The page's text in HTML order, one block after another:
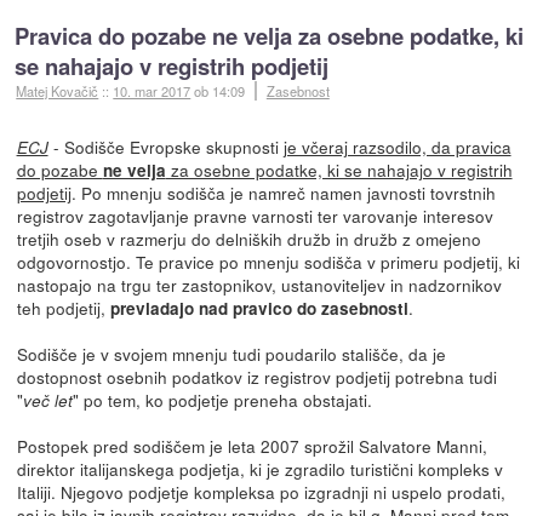
Pravica do pozabe ne velja za osebne podatke, ki
se nahajajo v registrih podjetij
Matej Kovačič :: 10. mar 2017ob 14:09 Zasebnost
ECJ- Sodišče Evropske skupnosti je včeraj razsodilo, da pravica
do pozabe ne velja za osebne podatke, ki se nahajajo v registrih
podjetij. Po mnenju sodišča je namreč namen javnosti tovrstnih
registrov zagotavljanje pravne varnosti ter varovanje interesov
tretjih oseb v razmerju do delniških družb in družb z omejeno
odgovornostjo. Te pravice po mnenju sodišča v primeru podjetij, ki
nastopajo na trgu ter zastopnikov, ustanoviteljev in nadzornikov
teh podjetij, prevladajo nad pravico do zasebnosti.
Sodišče je v svojem mnenju tudi poudarilo stališče, da je
dostopnost osebnih podatkov iz registrov podjetij potrebna tudi
"več let" po tem, ko podjetje preneha obstajati.
Postopek pred sodiščem je leta 2007 sprožil Salvatore Manni,
direktor italijanskega podjetja, ki je zgradilo turistični kompleks v
Italiji. Njegovo podjetje kompleksa po izgradnji ni uspelo prodati,